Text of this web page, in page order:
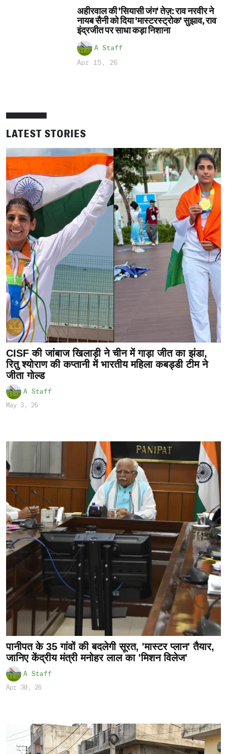
अहीरवाल की 'सियासी जंग' तेज़: राव नरवीर ने
नायब सैनी को दिया 'मास्टरस्ट्रोक' सुझाव, राव
इंद्रजीत पर साधा कड़ा निशाना
A Staff
Apr 15, 26
LATEST STORIES
CISF की जांबाज खिलाड़ी ने चीन में गाड़ा जीत का झंडा,
रितु श्योराण की कप्तानी में भारतीय महिला कबड्डी टीम ने
जीता गोल्ड
A Staff
May 3, 26
पानीपत के 35 गांवों की बदलेगी सूरत, 'मास्टर प्लान' तैयार,
जानिए केंद्रीय मंत्री मनोहर लाल का 'मिशन विलेज'
A Staff
Apr 30, 26